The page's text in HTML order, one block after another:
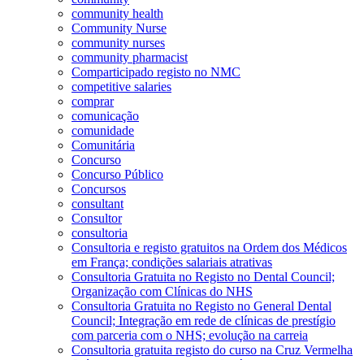
community health
Community Nurse
community nurses
community pharmacist
Comparticipado registo no NMC
competitive salaries
comprar
comunicação
comunidade
Comunitária
Concurso
Concurso Público
Concursos
consultant
Consultor
consultoria
Consultoria e registo gratuitos na Ordem dos Médicos
em França; condições salariais atrativas
Consultoria Gratuita no Registo no Dental Council;
Organização com Clínicas do NHS
Consultoria Gratuita no Registo no General Dental
Council; Integração em rede de clínicas de prestígio
com parceria com o NHS; evolução na carreia
Consultoria gratuita registo do curso na Cruz Vermelha